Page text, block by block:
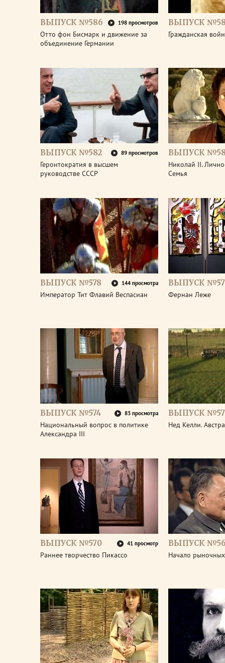
ВЫПУСК №586 198 просмотров
Отто фон Бисмарк и движение за
объединение Германии
ВЫПУСК
Гражданская
ВЫПУСК №582 89 просмотров
Геронтократия в высшем
руководстве СССР
ВЫПУСК
Николай II.
Семья
ВЫПУСК №578 144 просмотра
Император Тит Флавий Веспасиан
ВЫПУСК
Фернан Леже
ВЫПУСК №574 83 просмотра
Национальный вопрос в политике
Александра III
ВЫПУСК
Нед Келли.
ВЫПУСК №570 41 просмотр
Раннее творчество Пикассо
ВЫПУСК
Начало